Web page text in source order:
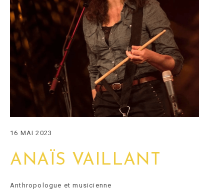
16 MAI 2023
ANAÏS VAILLANT
Anthropologue et musicienne